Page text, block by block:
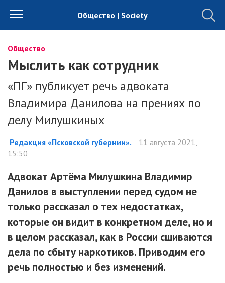
Общество | Society
Общество
Мыслить как сотрудник
«ПГ» публикует речь адвоката
Владимира Данилова на прениях по
делу Милушкиных
Редакция «Псковской губернии».
11 августа 2021,
15:50
Адвокат Артёма Милушкина Владимир
Данилов в выступлении перед судом не
только рассказал о тех недостатках,
которые он видит в конкретном деле, но и
в целом рассказал, как в России сшиваются
дела по сбыту наркотиков. Приводим его
речь полностью и без изменений.